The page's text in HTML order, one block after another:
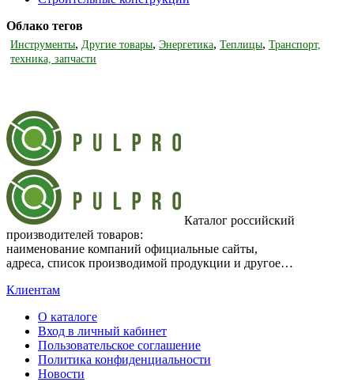
Облако тегов
Инструменты, Другие товары, Энергетика, Теплицы, Транспорт,
техника, запчасти
Каталог российский
производителей товаров:
наименование компаний официальные сайты,
адреса, список производимой продукции и другое…
Клиентам
О каталоге
Вход в личный кабинет
Пользовательское соглашение
Политика конфиденциальности
Новости